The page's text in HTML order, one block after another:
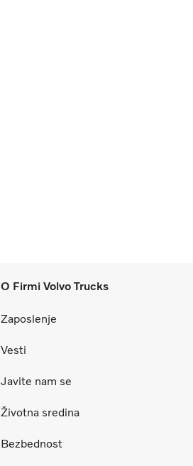
O Firmi Volvo Trucks
Zaposlenje
Vesti
Javite nam se
Životna sredina
Bezbednost